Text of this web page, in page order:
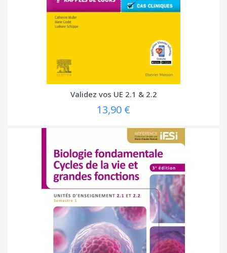
Validez vos UE 2.1 & 2.2
13,90 €